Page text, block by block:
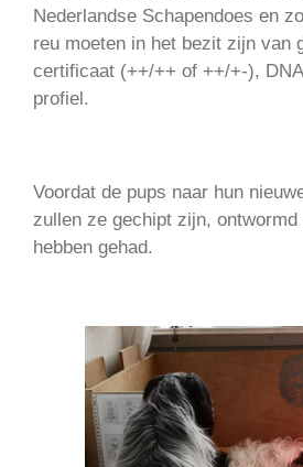
Nederlandse Schapendoes en
reu moeten in het bezit zijn van
certificaat (++/++ of ++/+-),
profiel.
Voordat de pups naar hun
zullen ze gechipt zijn,
hebben gehad.